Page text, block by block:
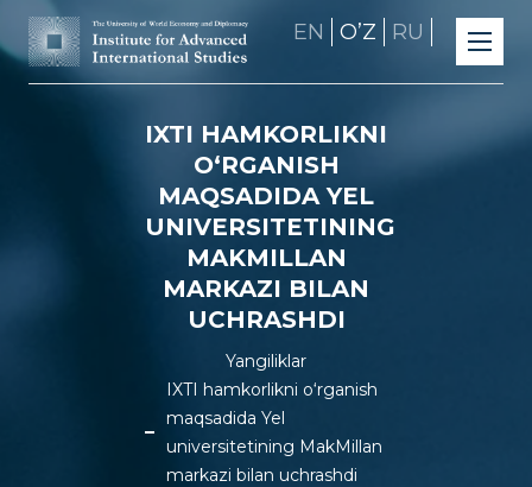
EN OʼZ RU
IXTI HAMKORLIKNI
O‘RGANISH
MAQSADIDA YEL
UNIVERSITETINING
MAKMILLAN
MARKAZI BILAN
UCHRASHDI
Yangiliklar
IXTI hamkorlikni o‘rganish
maqsadida Yel
universitetining MakMillan
markazi bilan uchrashdi